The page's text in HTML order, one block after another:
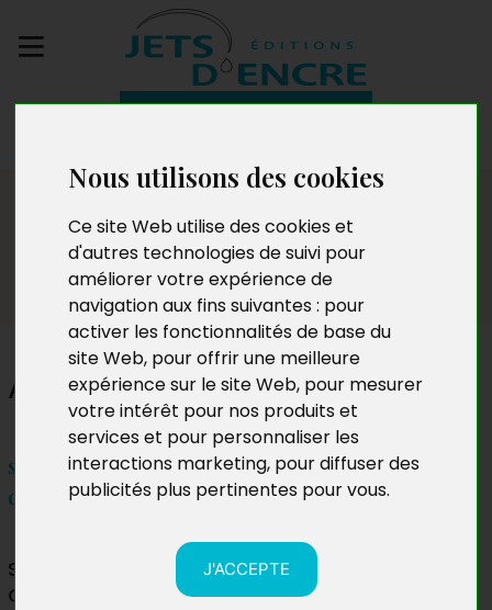
Nous utilisons des cookies
Ce site Web utilise des cookies et
d'autres technologies de suivi pour
améliorer votre expérience de
navigation aux fins suivantes : pour
activer les fonctionnalités de base du
site Web, pour offrir une meilleure
expérience sur le site Web, pour mesurer
votre intérêt pour nos produits et
services et pour personnaliser les
interactions marketing, pour diffuser des
publicités plus pertinentes pour vous.
J'ACCEPTE
Salon
Anthony De Freitas
samedi 7 décembre et dimanche 8 décembre 2024
de 10h à 18h
Salon du livre de Roissy-en-Brie
Grande Halle – Pôle culturel de la Ferme d’Ayau